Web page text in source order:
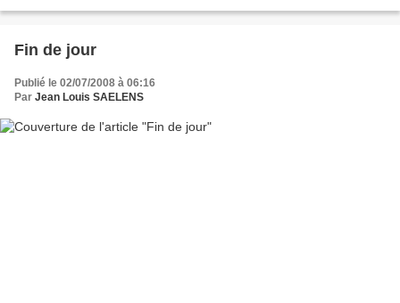
Fin de jour
Publié le 02/07/2008 à 06:16
Par Jean Louis SAELENS